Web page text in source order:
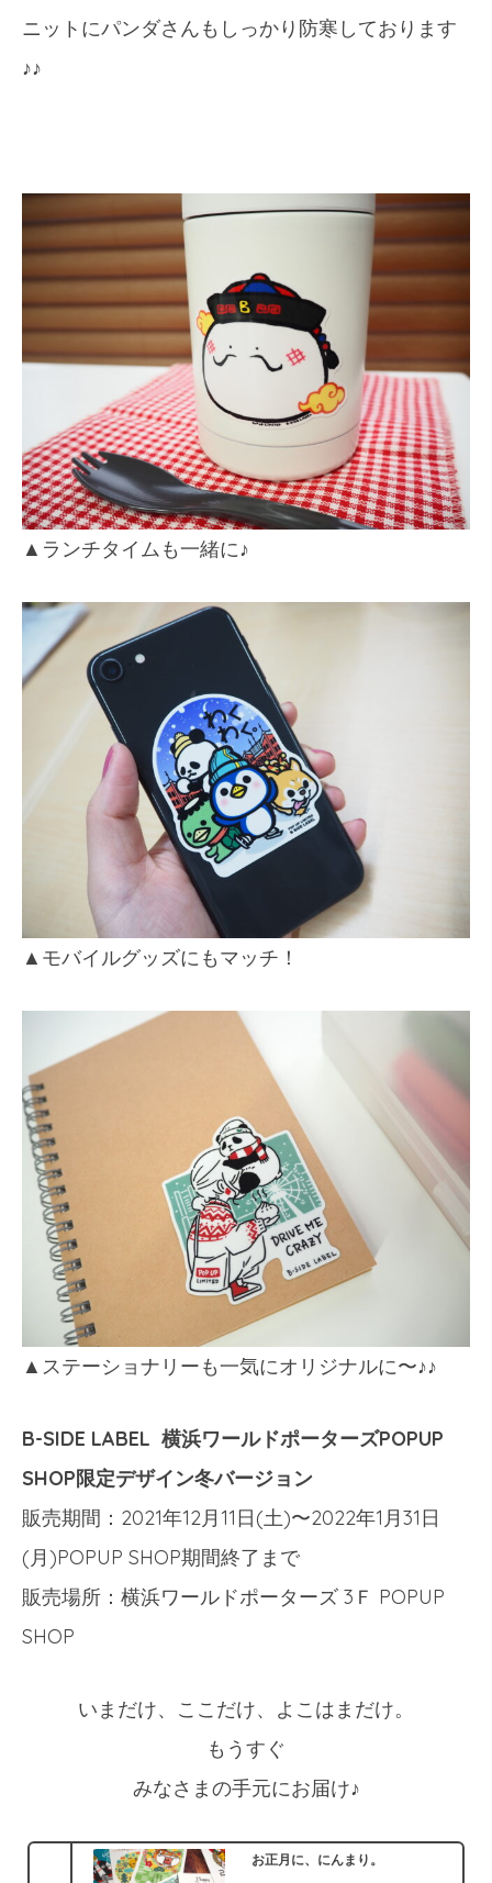
ニットにパンダさんもしっかり防寒しております
♪♪
▲ランチタイムも一緒に♪
▲モバイルグッズにもマッチ！
▲ステーショナリーも一気にオリジナルに〜♪♪
B-SIDE LABEL 横浜ワールドポーターズPOPUP
SHOP限定デザイン冬バージョン
販売期間：2021年12月11日(土)〜2022年1月31日
(月)POPUP SHOP期間終了まで
販売場所：横浜ワールドポーターズ 3Ｆ POPUP
SHOP
いまだけ、ここだけ、よこはまだけ。
もうすぐ
みなさまの手元にお届け♪
お正月に、にんまり。